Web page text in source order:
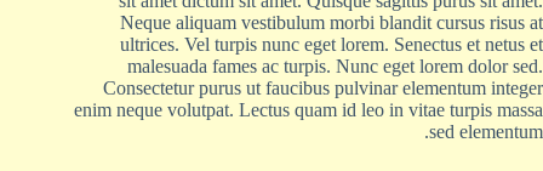
Neque aliquam vestibulum morbi blandit cursus risus at
ultrices. Vel turpis nunc eget lorem. Senectus et netus et
malesuada fames ac turpis. Nunc eget lorem dolor sed.
Consectetur purus ut faucibus pulvinar elementum integer
enim neque volutpat. Lectus quam id leo in vitae turpis massa
sed elementum.